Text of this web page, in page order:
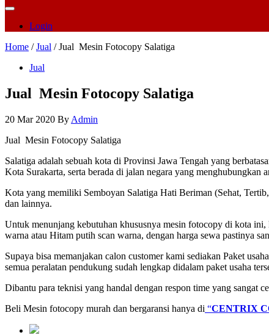
Login
Home /Jual / Jual Mesin Fotocopy Salatiga
Jual
Jual Mesin Fotocopy Salatiga
20 Mar 2020 By Admin
Jual Mesin Fotocopy Salatiga
Salatiga adalah sebuah kota di Provinsi Jawa Tengah yang
Kota Surakarta, serta berada di jalan negara yang
Kota yang memiliki Semboyan Salatiga Hati Beriman (Sehat,
dan lainnya.
Untuk menunjang kebutuhan khususnya mesin fotocopy di kota
warna atau Hitam putih scan warna, dengan harga sewa pastinya
Supaya bisa memanjakan calon customer kami sediakan Paket
semua peralatan pendukung sudah lengkap didalam paket usaha
Dibantu para teknisi yang handal dengan respon time yang sangat
Beli Mesin fotocopy murah dan bergaransi hanya di “CENTRIX